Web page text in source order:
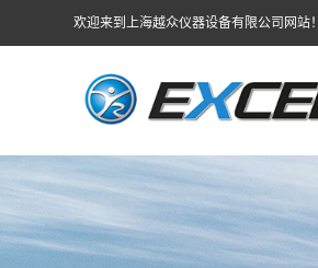
欢迎来到上海越众仪器设备有限公司网站！